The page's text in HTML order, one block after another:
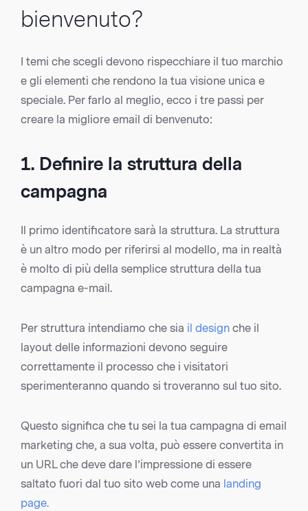
bienvenuto?
I temi che scegli devono rispecchiare il tuo marchio
e gli elementi che rendono la tua visione unica e
speciale. Per farlo al meglio, ecco i tre passi per
creare la migliore email di benvenuto:
1. Definire la struttura della
campagna
Il primo identificatore sarà la struttura. La struttura
è un altro modo per riferirsi al modello, ma in realtà
è molto di più della semplice struttura della tua
campagna e-mail.
Per struttura intendiamo che sia il design che il
layout delle informazioni devono seguire
correttamente il processo che i visitatori
sperimenteranno quando si troveranno sul tuo sito.
Questo significa che tu sei la tua campagna di email
marketing che, a sua volta, può essere convertita in
un URL che deve dare l’impressione di essere
saltato fuori dal tuo sito web come una landing
page.